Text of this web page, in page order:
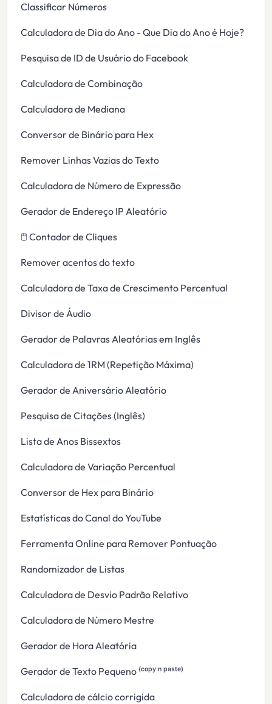
Classificar Números
Calculadora de Dia do Ano - Que Dia do Ano é Hoje?
Pesquisa de ID de Usuário do Facebook
Calculadora de Combinação
Calculadora de Mediana
Conversor de Binário para Hex
Remover Linhas Vazias do Texto
Calculadora de Número de Expressão
Gerador de Endereço IP Aleatório
🖱️ Contador de Cliques
Remover acentos do texto
Calculadora de Taxa de Crescimento Percentual
Divisor de Áudio
Gerador de Palavras Aleatórias em Inglês
Calculadora de 1RM (Repetição Máxima)
Gerador de Aniversário Aleatório
Pesquisa de Citações (Inglês)
Lista de Anos Bissextos
Calculadora de Variação Percentual
Conversor de Hex para Binário
Estatísticas do Canal do YouTube
Ferramenta Online para Remover Pontuação
Randomizador de Listas
Calculadora de Desvio Padrão Relativo
Calculadora de Número Mestre
Gerador de Hora Aleatória
Gerador de Texto Pequeno ⁽ᶜᵒᵖʸ ⁿ ᵖᵃˢᵗᵉ⁾
Calculadora de cálcio corrigida